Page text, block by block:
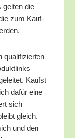
gel­ten die
zum Kauf­
qua­li­fi­zier­ten
Kaufst
dafür eine
sich
gleich.
und den